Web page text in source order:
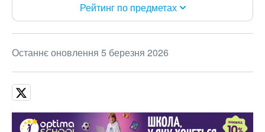
Рейтинг по предметах
Останнє оновлення 5 березня 2026